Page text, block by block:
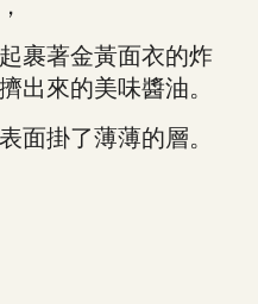
著金黃面衣的炸
出來的美味醬油。
掛了薄薄的層。